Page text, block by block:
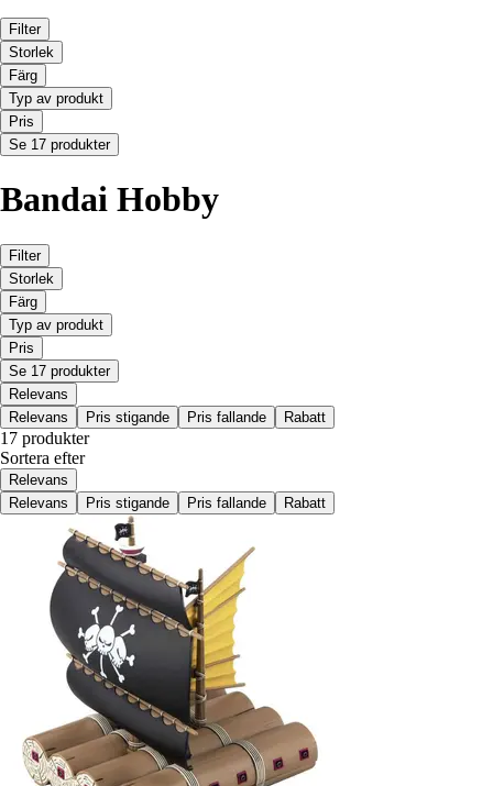
Filter
Storlek
Färg
Typ av produkt
Pris
Se 17 produkter
Bandai Hobby
Filter
Storlek
Färg
Typ av produkt
Pris
Se 17 produkter
Relevans
Relevans
Pris stigande Pris fallande Rabatt
17 produkter
Sortera efter
Relevans
Relevans
Pris stigande Pris fallande Rabatt